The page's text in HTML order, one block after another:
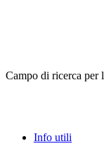
Campo di ricerca per
Info utili